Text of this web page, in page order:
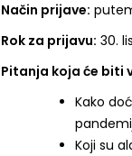
Način prijave:
Rok za prijavu: 30.
Pitanja koja će biti
Kako
Koji su